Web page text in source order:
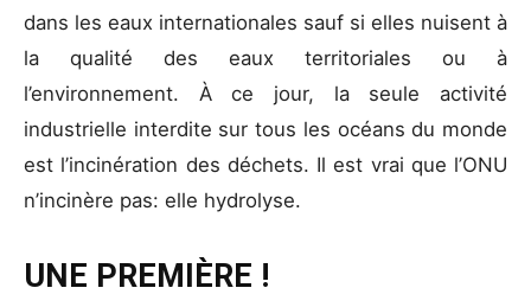
dans les eaux internationales sauf si elles nuisent à
la qualité des eaux territoriales ou à
l’environnement. À ce jour, la seule activité
industrielle interdite sur tous les océans du monde
est l’incinération des déchets. Il est vrai que l’ONU
n’incinère pas: elle hydrolyse.
UNE PREMIÈRE !